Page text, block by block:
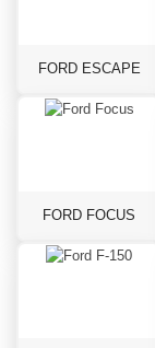
FORD ESCAPE
FORD FOCUS